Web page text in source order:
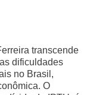
transcende
dificuldades
no Brasil,
O